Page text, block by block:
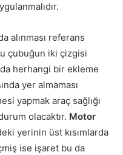
alınması referans
çubuğun iki çizgisi
herhangi bir ekleme
yer almaması
yapmak araç sağlığı
olacaktır. Motor
yerinin üst kısımlarda
ise işaret bu da